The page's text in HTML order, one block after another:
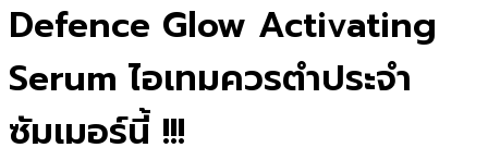
Defence Glow Activating
Serum ไอเทมควรตำประจำ
ซัมเมอร์นี้ !!!